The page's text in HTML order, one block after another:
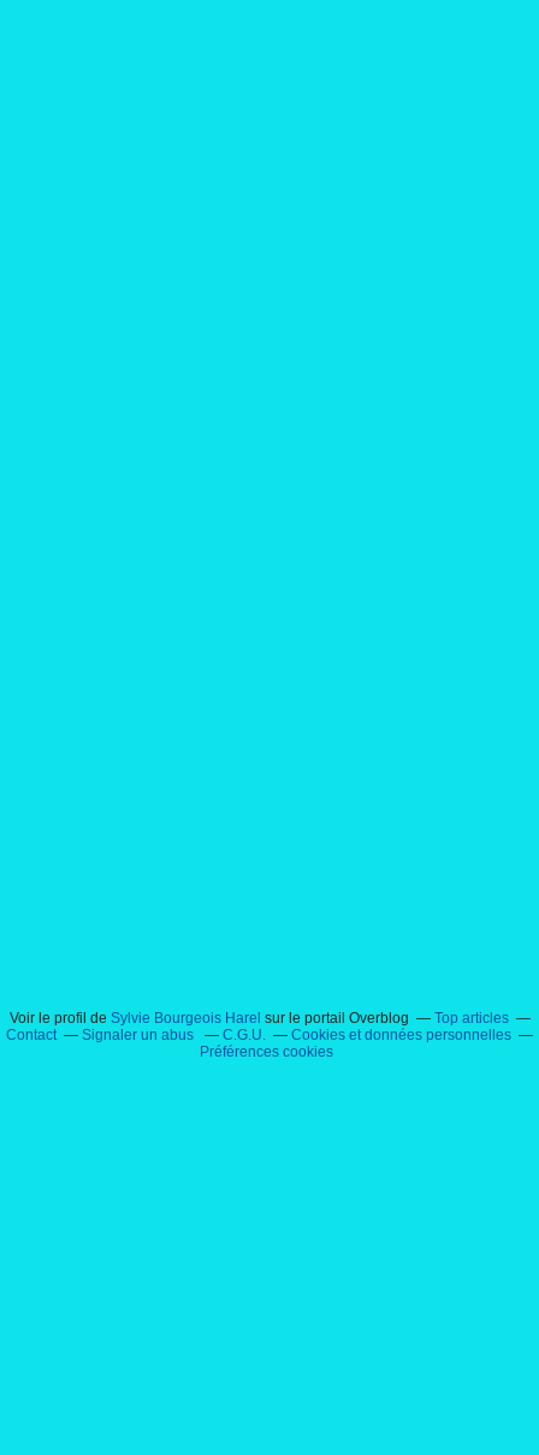
Voir le profil de Sylvie Bourgeois Harel sur le portail Overblog
Top articles
Contact
Signaler un abus C.G.U.
Cookies et données personnelles
Préférences cookies